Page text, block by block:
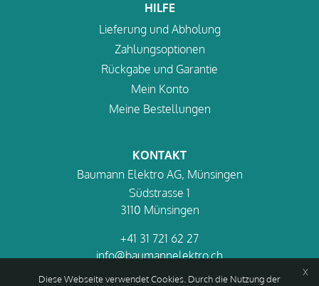
HILFE
Lieferung und Abholung
Zahlungsoptionen
Rückgabe und Garantie
Mein Konto
Meine Bestellungen
KONTAKT
Baumann Elektro AG, Münsingen
Südstrasse 1
3110 Münsingen
+41 31 721 62 27
info@baumannelektro.ch
Diese Webseite verwendet Cookies. Durch die Nutzung der
x